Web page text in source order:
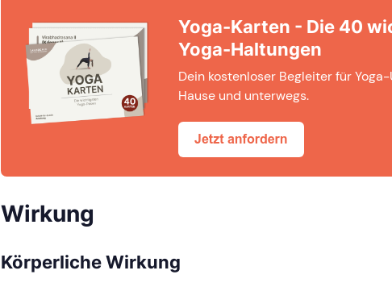
Yoga-Karten - Die 40
Yoga-Haltungen
Dein kostenloser Begleiter für Yoga-
Hause und unterwegs.
Wirkung
Körperliche Wirkung